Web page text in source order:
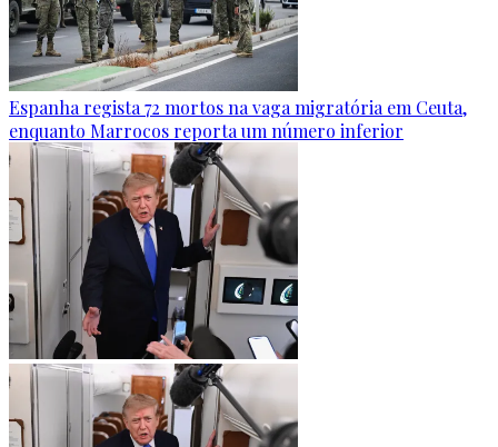
Espanha regista 72 mortos na vaga migratória em Ceuta,
enquanto Marrocos reporta um número inferior